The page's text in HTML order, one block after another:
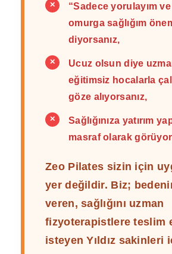
✕
“Sadece yorulayım
omurga sağlığım
diyorsanız,
✕
Ucuz olsun diye
eğitimsiz hocalarla
göze alıyorsanız,
✕
Sağlığınıza yatırım
masraf olarak
Zeo Pilates sizin için
yer değildir. Biz;
veren, sağlığını uzman
fizyoterapistlere teslim
isteyen Yıldız sakinleri